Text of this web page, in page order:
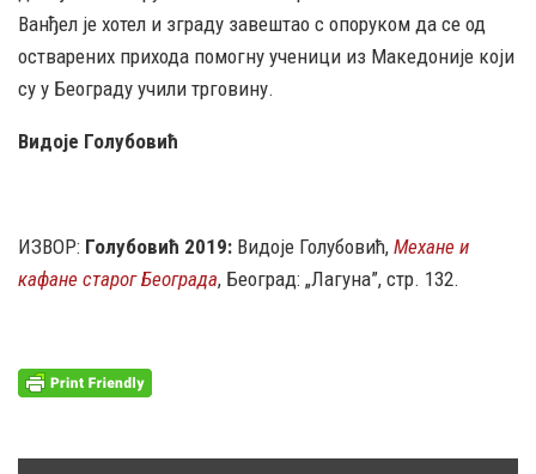
Ванђел је хотел и зграду завештао с опоруком да се од
остварених прихода помогну ученици из Македоније који
су у Београду учили трговину.
Видоје Голубовић
ИЗВОР: Голубовић 2019: Видоје Голубовић, Механе и
кафане старог Београда, Београд: „Лагуна”, стр. 132.